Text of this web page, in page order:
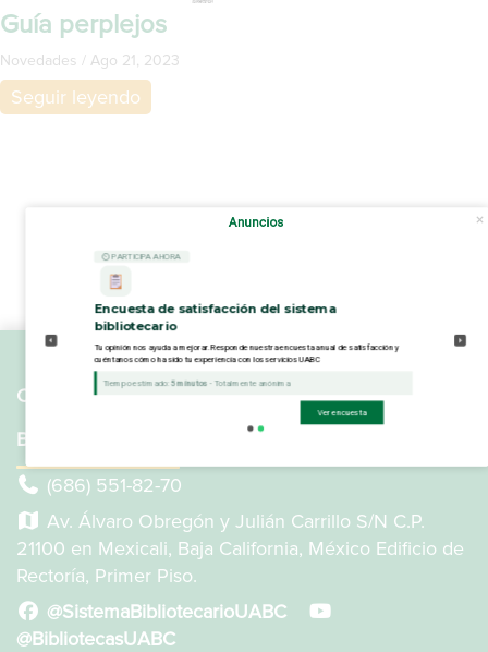
Guía perplejos
Novedades / Ago 21, 2023
Seguir leyendo
COORDINACIÓN GENERAL DE INFORMÁTICA Y
BIBLIOTECAS
(686) 551-82-70
Av. Álvaro Obregón y Julián Carrillo S/N C.P.
21100 en Mexicali, Baja California, México Edificio de
Rectoría, Primer Piso.
@SistemaBibliotecarioUABC
@BibliotecasUABC
Anuncios
⏲ PARTICIPA AHORA
Encuesta de satisfacción del sistema
bibliotecario
Tu opinión nos ayuda a mejorar. Responde nuestra encuesta anual de satisfacción y
cuéntanos cómo ha sido tu experiencia con los servicios UABC
Tiempo estimado:5 minutos - Totalmente anónima
Ver encuesta